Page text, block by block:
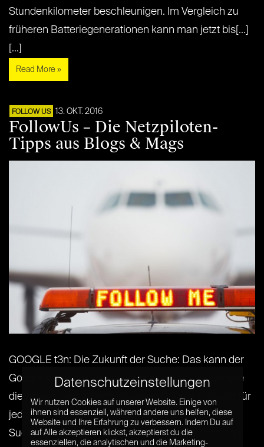
Stundenkilometer beschleunigen. Im Vergleich zu
früheren Batteriegenerationen kann man jetzt bis[...]
[...]
Read More »
FOLLOW US 13. OKT. 2016
FollowUs – Die Netzpiloten-
Tipps aus Blogs & Mags
GOOGLE t3n: Die Zukunft der Suche: Das kann der
Google Assistant : Mit seinem Assistant hat Google
die Absicht, ein individualisiertes Google-Erlebnis für
jeden Nutzer anzubieten. Zwar bieten die Google-
Suche und Google Now Ansätze in diese Richtung,
Datenschutzeinstellungen
Wir nutzen Cookies auf unserer Website. Einige von
ihnen sind essenziell, während andere uns helfen, diese
Website und Ihre Erfahrung zu verbessern. Indem Du auf
auf Alle akzeptieren klickst, akzeptierst du die
essenziellen, die analytischen und die Marketing-